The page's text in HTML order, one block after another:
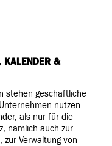
KALENDER &
stehen geschäftliche
nutzen
als nur für die
nämlich auch zur
, zur Verwaltung von